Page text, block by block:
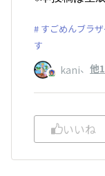
すごめんブラ
す
kani、 他
いいね